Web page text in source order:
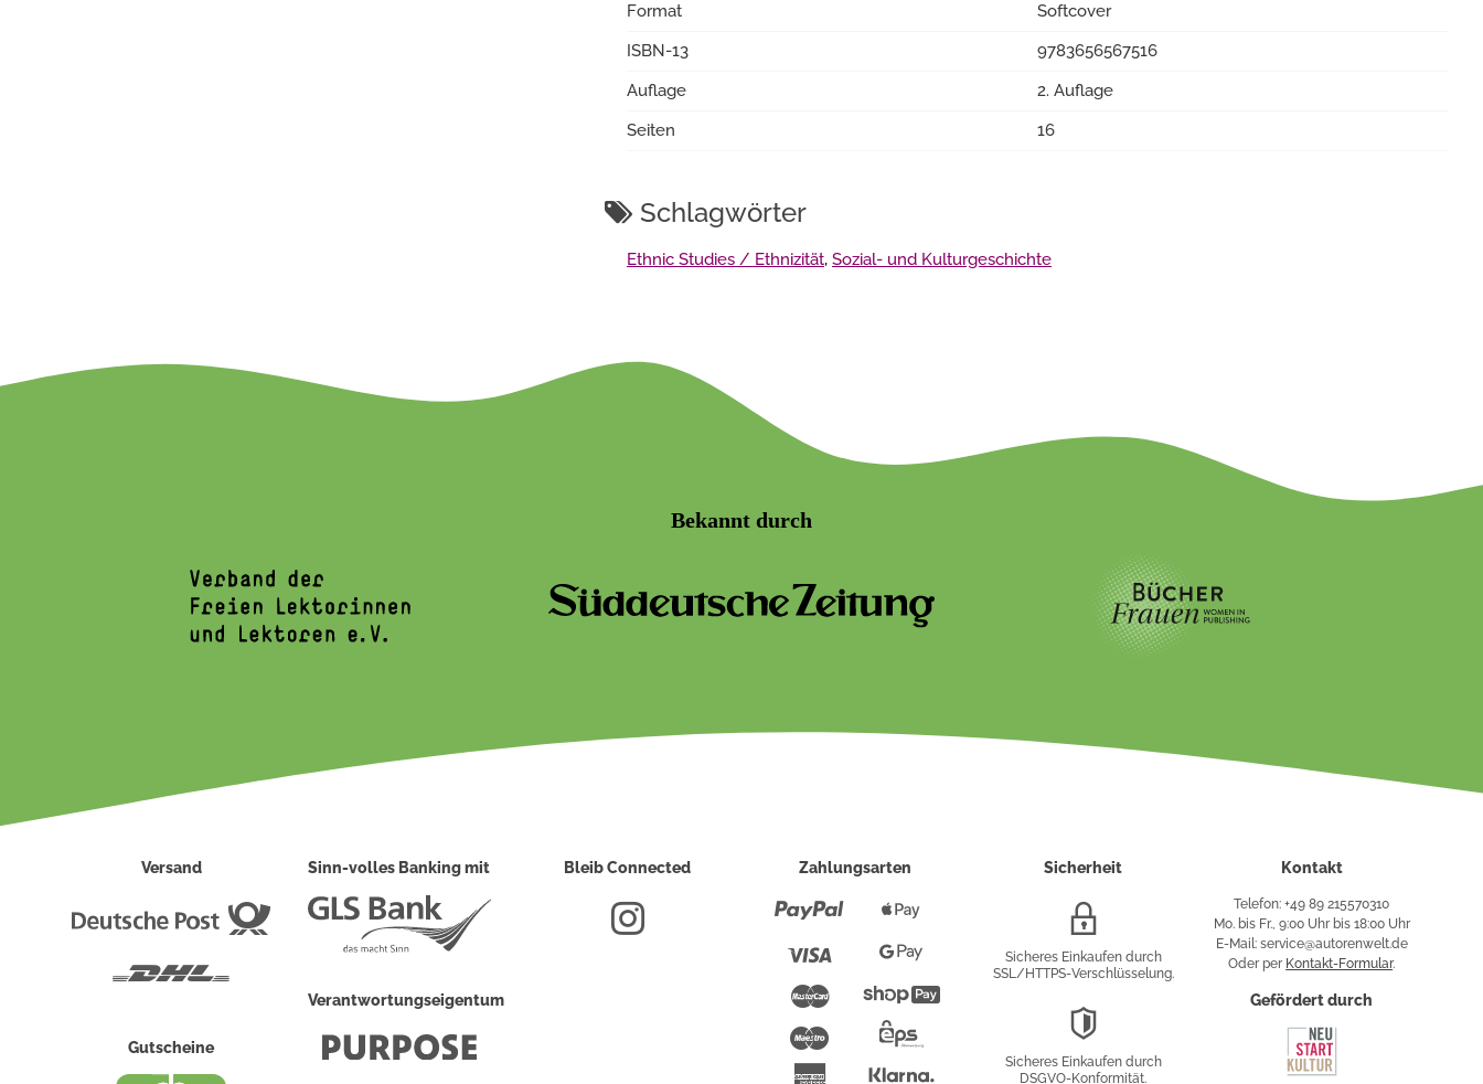
Format
Softcover
ISBN-13
9783656567516
Auflage
2. Auflage
Seiten
16
Schlagwörter
Ethnic Studies / Ethnizität, Sozial- und Kulturgeschichte
Bekannt durch
Versand
Deutsche
Gutscheine
Sinn-volles Banking mit
Verantwortungseigentum
Bleib Connected Zahlungsarten
Paypal
Mastercard
Maestro
American
Pay
PayShopify
Überweisung
Sicherheit
Verschlüsselung
Sicheres Einkaufen durch
SSL/HTTPS-Verschlüsselung.
Sicheres Einkaufen durch
DSGVO-Konformität.
Kontakt
Telefon: +49 89 215570310
Mo. bis Fr., 9:00 Uhr bis 18:00 Uhr
E-Mail: service@autorenwelt.de
Oder per Kontakt-Formular.
Gefördert durch